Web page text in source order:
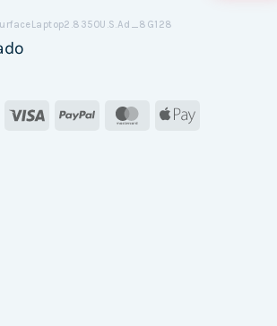
Visa PayPal MasterCard
Apple